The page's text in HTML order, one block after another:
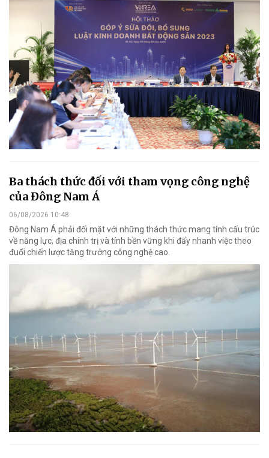
Ba thách thức đối với tham vọng công nghệ
của Đông Nam Á
06/08/2026 10:48
Đông Nam Á phải đối mặt với những thách thức mang tính cấu trúc
về năng lực, địa chính trị và tính bền vững khi đẩy nhanh việc theo
đuổi chiến lược tăng trưởng công nghệ cao.